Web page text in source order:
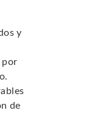
y
por
de